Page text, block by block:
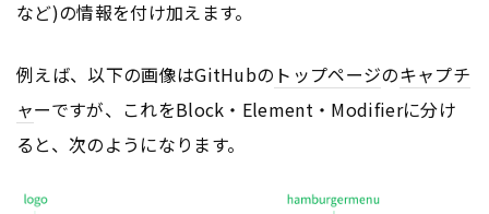
など)の情報を付け加えます。
例えば、以下の画像はGitHubの トップページのキャプチ
ャーですが、これをBlock・Element・Modifierに分け
ると、次のようになります。